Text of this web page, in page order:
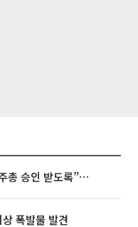
김정관 장관 “반도체 성과급, 주총 승인 받도록”…상법·자본시장법 개정 시사
폭발물 발견